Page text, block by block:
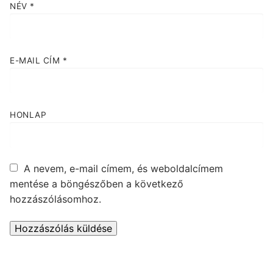
NÉV *
E-MAIL CÍM *
HONLAP
A nevem, e-mail címem, és weboldalcímem
mentése a böngészőben a következő
hozzászólásomhoz.